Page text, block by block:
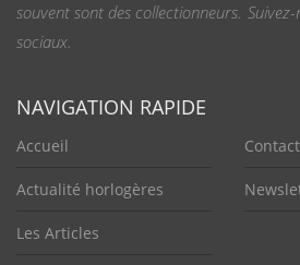
souvent sont des collectionneurs.
sociaux.
NAVIGATION RAPIDE
Accueil
Actualité horlogères
Les Articles
Contact